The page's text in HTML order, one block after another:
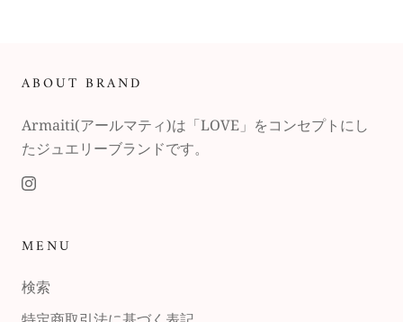
ABOUT BRAND
Armaiti(アールマティ)は「LOVE」をコンセプトにし
たジュエリーブランドです。
MENU
検索